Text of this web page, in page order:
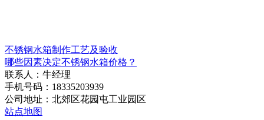
不锈钢水箱制作工艺及验收
哪些因素决定不锈钢水箱价格？
联系人：牛经理
手机号码：18335203939
公司地址：北郊区花园屯工业园区
站点地图